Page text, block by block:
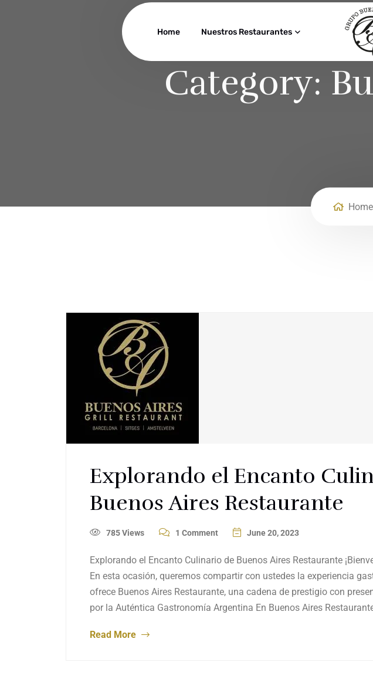
Home Nuestros Restaurantes
Category:
Home
Explorando el Encanto
Buenos Aires Restaurante
785 Views 1 Comment June 20, 2023
Explorando el Encanto Culinario de Buenos Aires Restaurante
En esta ocasión, queremos compartir con ustedes la experiencia
ofrece Buenos Aires Restaurante, una cadena de prestigio con
por la Auténtica Gastronomía Argentina En Buenos Aires
Read More